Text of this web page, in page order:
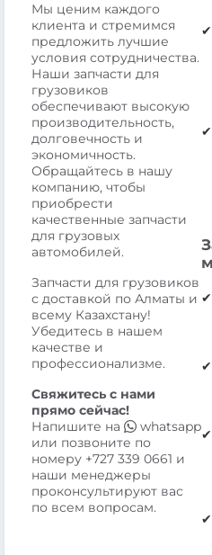
Мы ценим каждого
клиента и стремимся
предложить лучшие
условия сотрудничества.
Наши запчасти для
грузовиков
обеспечивают высокую
производительность,
долговечность и
экономичность.
Обращайтесь в нашу
компанию, чтобы
приобрести
качественные запчасти
для грузовых
автомобилей.
Запчасти для грузовиков
с доставкой по Алматы и
всему Казахстану!
Убедитесь в нашем
качестве и
профессионализме.
Свяжитесь с нами
прямо сейчас!
Напишите на
whatsapp
или позвоните по
номеру +727 339 0661 и
наши менеджеры
проконсультируют вас
по всем вопросам.